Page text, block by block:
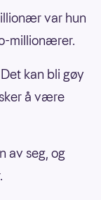
var hun
millionærer.
kan bli gøy
å være
av seg, og